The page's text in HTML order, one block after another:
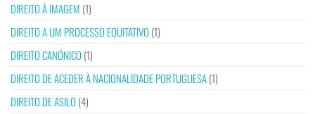
DIREITO À IMAGEM (1)
DIREITO A UM PROCESSO EQUITATIVO (1)
DIREITO CANÓNICO (1)
DIREITO DE ACEDER À NACIONALIDADE PORTUGUESA(1)
DIREITO DE ASILO (4)